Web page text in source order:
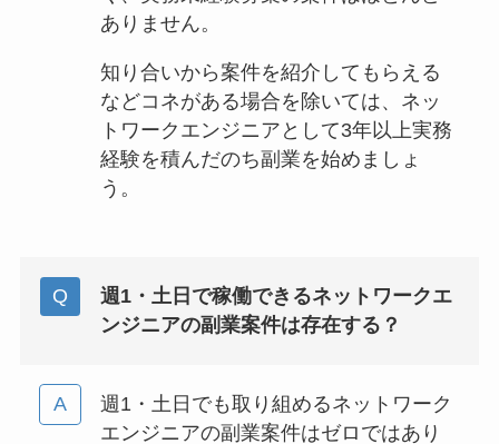
ありません。
知り合いから案件を紹介してもらえる
などコネがある場合を除いては、ネッ
トワークエンジニアとして3年以上実務
経験を積んだのち副業を始めましょ
う。
週1・土日で稼働できるネットワークエ
ンジニアの副業案件は存在する？
週1・土日でも取り組めるネットワーク
エンジニアの副業案件はゼロではあり